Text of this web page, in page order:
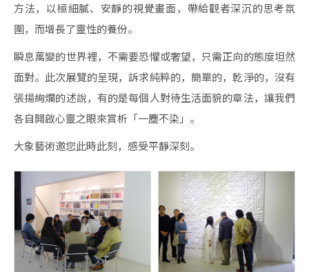
方法，以極細膩、安靜的視覺畫面，帶給觀者深沉的思考氛
圍，而增長了靈性的養份。
瞬息萬變的世界裡，不需要恐懼或奢望，只需正向的態度坦然
面對。此次展覽的呈現，訴求純粹的，簡單的，乾淨的，沒有
張揚絢爛的述說，有的是每個人對待生活面貌的章法，讓我們
各自開啟心靈之眼來賞析「一塵不染」。
大象藝術邀您此時此刻，感受平靜深刻。